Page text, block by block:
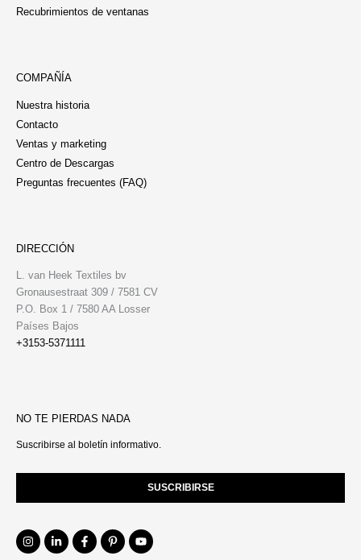
Recubrimientos de ventanas
COMPAÑÍA
Nuestra historia
Contacto
Ventas y marketing
Centro de Descargas
Preguntas frecuentes (FAQ)
DIRECCIÓN
L. van Heek Textiles bv
Gronausestraat 309 / 7581 CV
P.O. Box 1 / 7580 AA Losser
Países Bajos
+3153-5371111
NO TE PIERDAS NADA
Suscribirse al boletín informativo.
SUSCRIBIRSE